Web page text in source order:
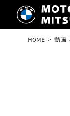
HOME 動画